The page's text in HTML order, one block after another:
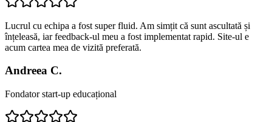
Lucrul cu echipa a fost super fluid. Am simțit că sunt ascultată și
înțeleasă, iar feedback-ul meu a fost implementat rapid. Site-ul e
acum cartea mea de vizită preferată.
Andreea C.
Fondator start-up educațional